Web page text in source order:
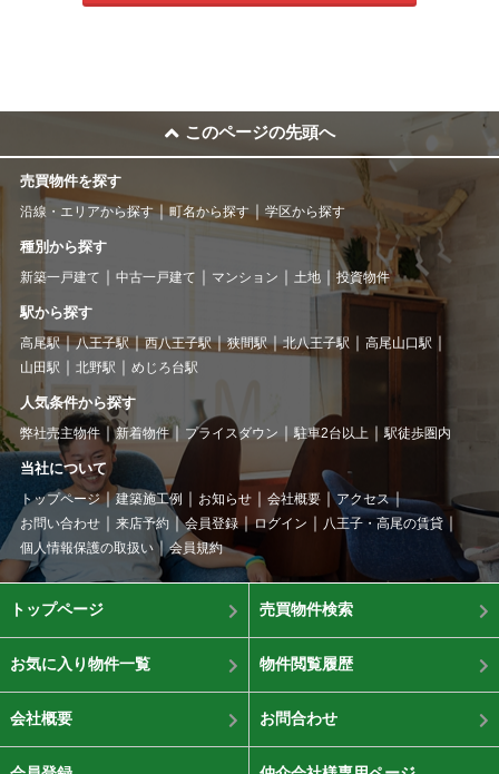
このページの先頭へ
売買物件を探す
沿線・エリアから探す 町名から探す 学区から探す
種別から探す
新築一戸建て 中古一戸建て マンション 土地 投資物件
駅から探す
高尾駅 八王子駅 西八王子駅 狭間駅 北八王子駅
高尾山口駅
山田駅
北野駅 めじろ台駅
人気条件から探す
弊社売主物件 新着物件 プライスダウン 駐車2台以上 駅徒歩圏内
当社について
トップページ 建築施工例 お知らせ 会社概要
アクセス
お問い合わせ
来店予約 会員登録 ログイン
八王子・高尾の賃貸
個人情報保護の取扱い
会員規約
トップページ 売買物件検索
お気に入り物件一覧 物件閲覧履歴
会社概要 お問合わせ